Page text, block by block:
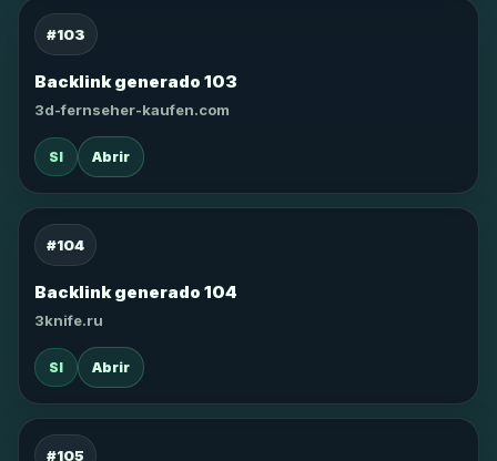
#103
Backlink generado 103
3d-fernseher-kaufen.com
SI Abrir
#104
Backlink generado 104
3knife.ru
SI Abrir
#105